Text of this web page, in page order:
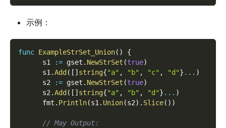
示例：
func ExampleStrSet_Union( )
{
      s1
:= gset . NewStrSet (true)
      s1
.Add ( [ ] string{"a" , "b" , "c" , "d"} ... )
      s2
:= gset . NewStrSet (true)
      s2
.Add ( [ ] string{"a" , "b" , "d"} ... )
      fmt
. Println(s1 . Union(s2) . Slice( ) )
// May Output: